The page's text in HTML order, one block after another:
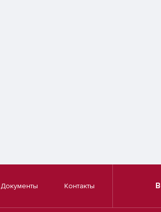
Документы Контакты